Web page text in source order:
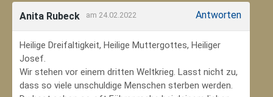
Anita Rubeck am 24.02.2022 Antworten
Heilige Dreifaltigkeit, Heilige Muttergottes, Heiliger
Josef.
Wir stehen vor einem dritten Weltkrieg. Lasst nicht zu,
dass so viele unschuldige Menschen sterben werden.